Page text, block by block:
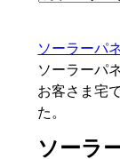
ソーラーパ
ソーラーパ
お客さま宅
た。
ソーラ